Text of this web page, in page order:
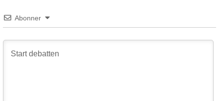
Abonner